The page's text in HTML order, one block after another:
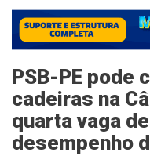
PSB-PE pode
cadeiras na
quarta vaga
desempenho